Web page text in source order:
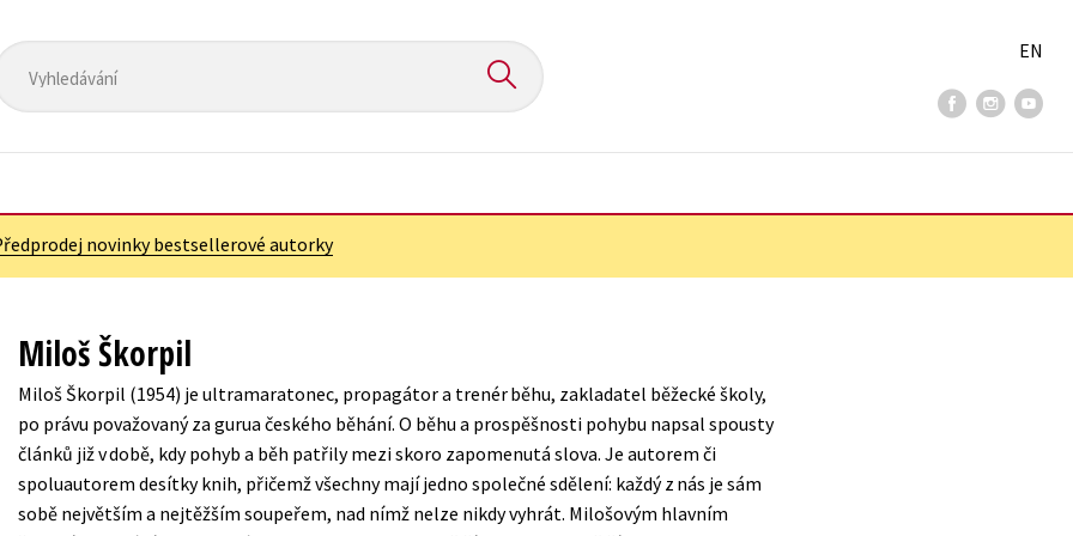
EN
New Adult
Ostatní
Počítače
Učebnice
Výchova a pedagogika
novinky bestsellerové autorky
Miloš Škorpil
Miloš Škorpil (1954) je ultramaratonec, propagátor a trenér běhu, zakladatel běžecké školy,
po právu považovaný za gurua českého běhání. O běhu a prospěšnosti pohybu napsal spousty
článků již v době, kdy pohyb a běh patřily mezi skoro zapomenutá slova. Je autorem či
spoluautorem desítky knih, přičemž všechny mají jedno společné sdělení: každý z nás je sám
sobě největším a nejtěžším soupeřem, nad nímž nelze nikdy vyhrát. Milošovým hlavním